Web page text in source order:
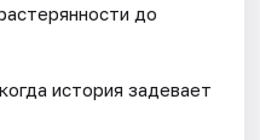
до
история задевает